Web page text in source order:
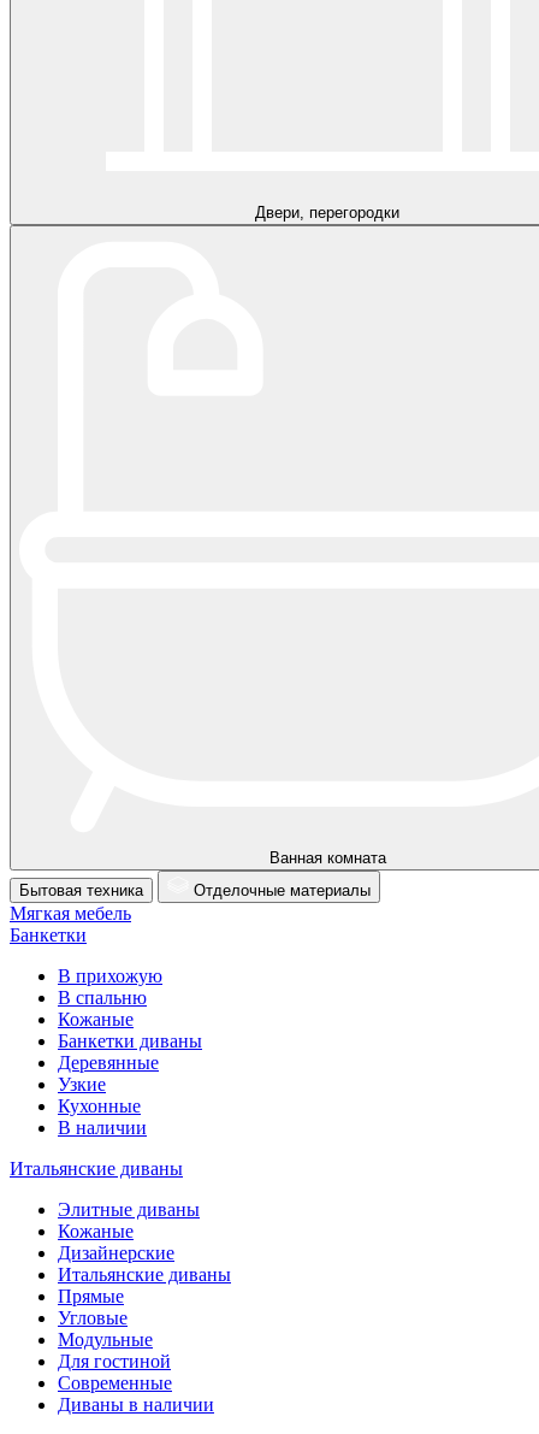
Двери, перегородки
Ванная комната
Бытовая техника
Отделочные материалы
Мягкая мебель
Банкетки
В прихожую
В спальню
Кожаные
Банкетки диваны
Деревянные
Узкие
Кухонные
В наличии
Итальянские диваны
Элитные диваны
Кожаные
Дизайнерские
Итальянские диваны
Прямые
Угловые
Модульные
Для гостиной
Современные
Диваны в наличии